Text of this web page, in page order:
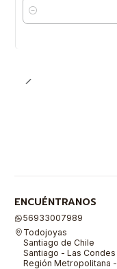
Cantidad
ENCUÉNTRANOS
56933007989
Todojoyas
Santiago de Chile
Santiago - Las Condes
Región Metropolitana